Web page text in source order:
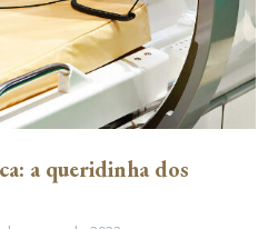
a queridinha dos